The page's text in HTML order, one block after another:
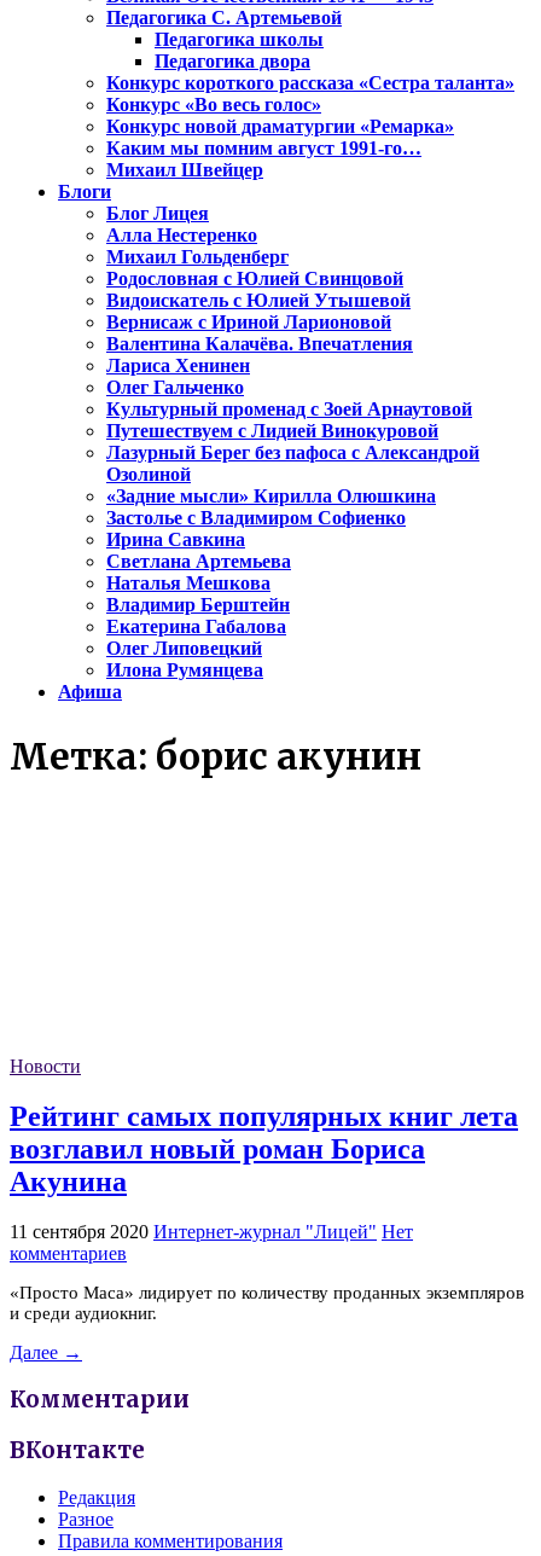
Педагогика С. Артемьевой
Педагогика школы
Педагогика двора
Конкурс короткого рассказа «Сестра таланта»
Конкурс «Во весь голос»
Конкурс новой драматургии «Ремарка»
Каким мы помним август 1991-го…
Михаил Швейцер
Блоги
Блог Лицея
Алла Нестеренко
Михаил Гольденберг
Родословная с Юлией Свинцовой
Видоискатель с Юлией Утышевой
Вернисаж с Ириной Ларионовой
Валентина Калачёва. Впечатления
Лариса Хенинен
Олег Гальченко
Культурный променад с Зоей Арнаутовой
Путешествуем с Лидией Винокуровой
Лазурный Берег без пафоса с Александрой
Озолиной
«Задние мысли» Кирилла Олюшкина
Застолье с Владимиром Софиенко
Ирина Савкина
Светлана Артемьева
Наталья Мешкова
Владимир Берштейн
Екатерина Габалова
Олег Липовецкий
Илона Румянцева
Афиша
Метка: борис акунин
Новости
Рейтинг самых популярных книг лета
возглавил новый роман Бориса
Акунина
11 сентября 2020 Интернет-журнал "Лицей" Нет
комментариев
«Просто Маса» лидирует по количеству проданных экземпляров
и среди аудиокниг.
Далее →
Комментарии
ВКонтакте
Редакция
Разное
Правила комментирования